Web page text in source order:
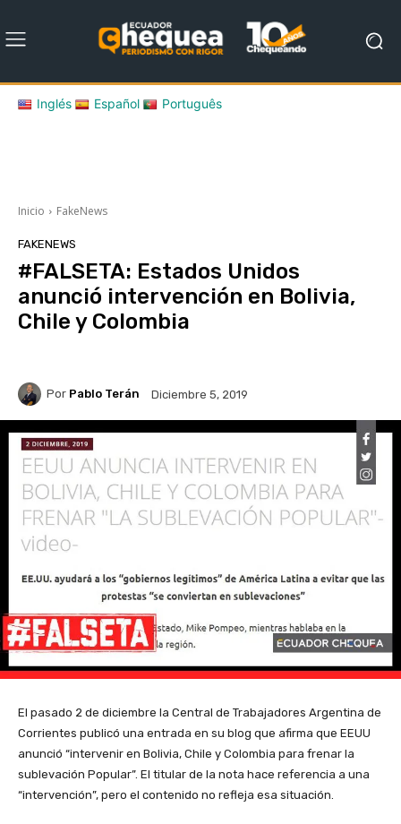
Inglés Español Português
Inicio FakeNews
FAKENEWS
#FALSETA: Estados Unidos
anunció intervención en Bolivia,
Chile y Colombia
Por Pablo Terán Diciembre 5, 2019
El pasado 2 de diciembre la Central de Trabajadores Argentina de
Corrientes publicó una entrada en su blog que afirma que EEUU
anunció “intervenir en Bolivia, Chile y Colombia para frenar la
sublevación Popular”. El titular de la nota hace referencia a una
“intervención”, pero el contenido no refleja esa situación.